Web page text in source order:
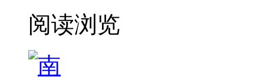
阅读浏览